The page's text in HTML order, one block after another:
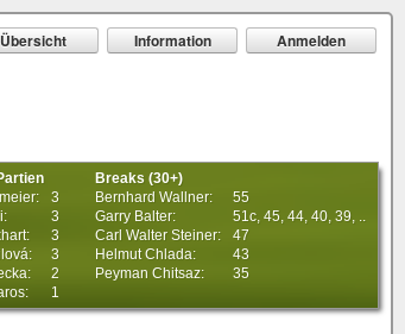
Übersicht Information Anmelden
3
3
3
3
2
1
Breaks (30+)
Bernhard Wallner:
55
Garry Balter:
51c, 45, 44, 40, 39, ..
Carl Walter Steiner:
47
Helmut Chlada:
43
Peyman Chitsaz:
35